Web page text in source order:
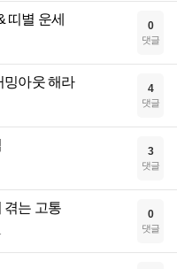
띠별 운세 0
댓글
밍아웃 해라 4
댓글
3
댓글
겪는 고통 0
댓글